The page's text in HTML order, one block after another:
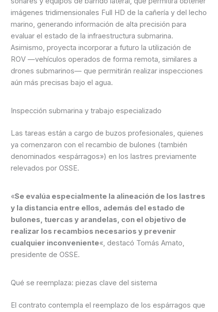
imágenes tridimensionales Full HD de la cañería y del lecho
marino, generando información de alta precisión para
evaluar el estado de la infraestructura submarina.
Asimismo, proyecta incorporar a futuro la utilización de
ROV —vehículos operados de forma remota, similares a
drones submarinos— que permitirán realizar inspecciones
aún más precisas bajo el agua.
Inspección submarina y trabajo especializado
Las tareas están a cargo de buzos profesionales, quienes
ya comenzaron con el recambio de bulones (también
denominados «espárragos») en los lastres previamente
relevados por OSSE.
«Se evalúa especialmente la alineación de los lastres
y la distancia entre ellos, además del estado de
bulones, tuercas y arandelas, con el objetivo de
realizar los recambios necesarios y prevenir
cualquier inconveniente«, destacó Tomás Amato,
presidente de OSSE.
Qué se reemplaza: piezas clave del sistema
El contrato contempla el reemplazo de los espárragos que